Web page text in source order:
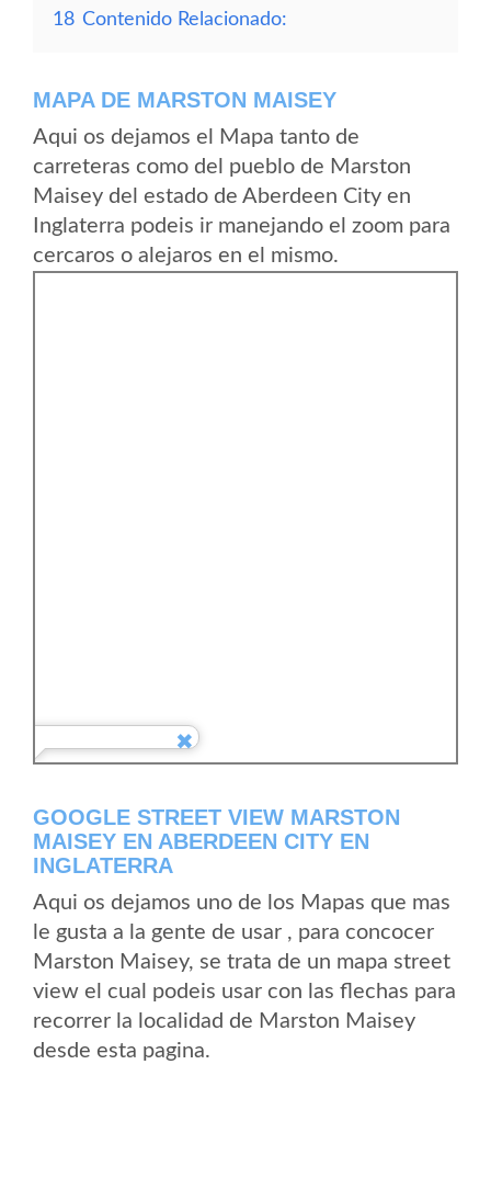
18 Contenido Relacionado:
MAPA DE MARSTON MAISEY
Aqui os dejamos el Mapa tanto de
carreteras como del pueblo de Marston
Maisey del estado de Aberdeen City en
Inglaterra podeis ir manejando el zoom para
cercaros o alejaros en el mismo.
GOOGLE STREET VIEW MARSTON
MAISEY EN ABERDEEN CITY EN
INGLATERRA
Aqui os dejamos uno de los Mapas que mas
le gusta a la gente de usar , para concocer
Marston Maisey, se trata de un mapa street
view el cual podeis usar con las flechas para
recorrer la localidad de Marston Maisey
desde esta pagina.